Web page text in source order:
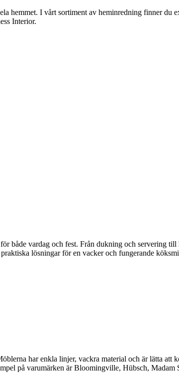
hemmet. I vårt sortiment av heminredning finner
Interior.
både vardag och fest. Från dukning och servering
lösningar för en vacker och fungerande
har enkla linjer, vackra material och är lätta
på varumärken är Bloomingville, Hübsch, Madam